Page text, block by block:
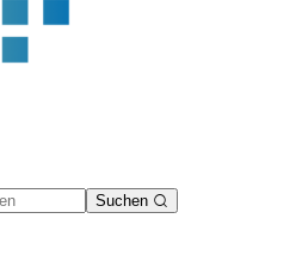
Suchen